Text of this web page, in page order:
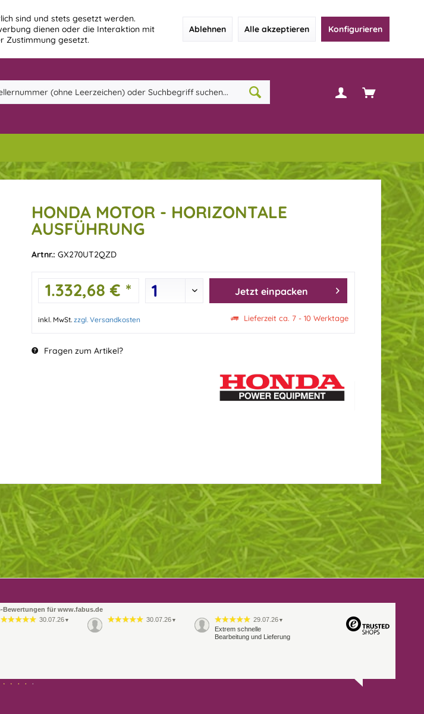
sind und stets gesetzt werden.
dienen oder die Interaktion mit
Zustimmung gesetzt.
Ablehnen Alle akzeptieren Konfigurieren
HONDA MOTOR - HORIZONTALE
AUSFÜHRUNG
Artnr.: GX270UT2QZD
1.332,68 € * Jetzt einpacken
inkl. MwSt. zzgl. Versandkosten Lieferzeit ca. 7 - 10 Werktage
Fragen zum Artikel?
Bewertungen für www.fabus.de
30.07.26 ▼ 30.07.26 ▼ 29.07.26 ▼
Extrem schnelle
Bearbeitung und Lieferung